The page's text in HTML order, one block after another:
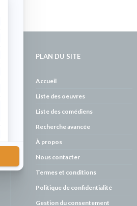
PLAN DU SITE
Accueil
Liste des oeuvres
Liste des comédiens
Recherche avancée
À propos
Nous contacter
Termes et conditions
Politique de confidentialité
Gestion du consentement